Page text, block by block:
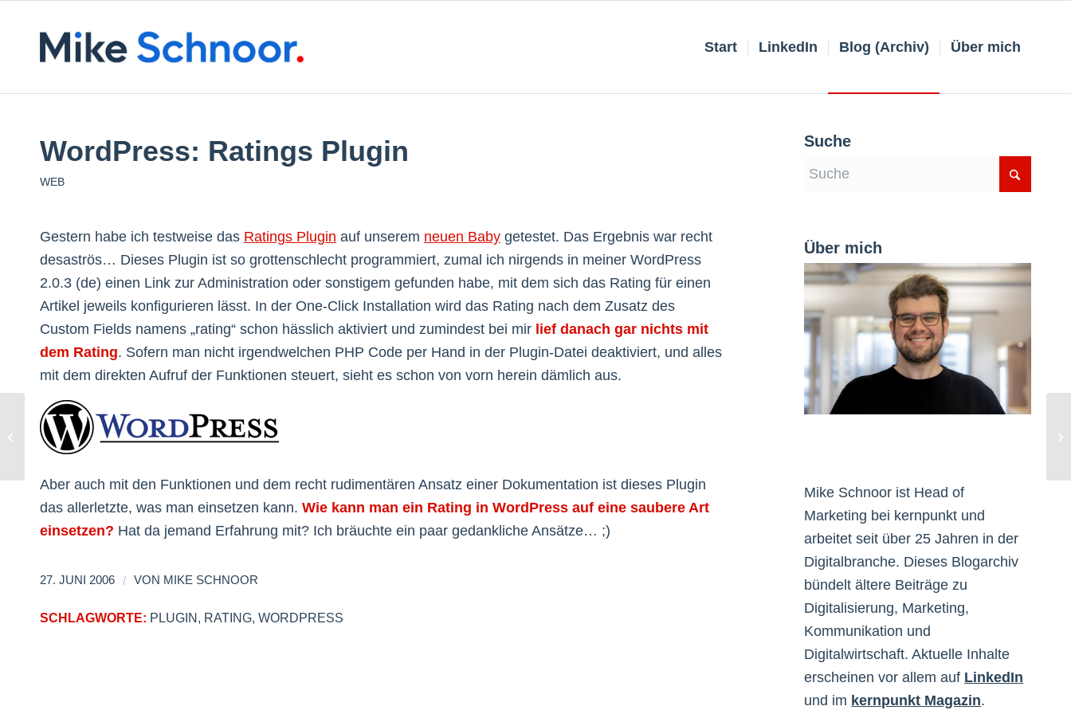
Start LinkedIn Blog (Archiv) Über mich
WordPress: Ratings Plugin
WEB
Gestern habe ich testweise das Ratings Plugin auf unserem neuen Baby getestet. Das Ergebnis war recht
desaströs… Dieses Plugin ist so grottenschlecht programmiert, zumal ich nirgends in meiner WordPress
2.0.3 (de) einen Link zur Administration oder sonstigem gefunden habe, mit dem sich das Rating für einen
Artikel jeweils konfigurieren lässt. In der One-Click Installation wird das Rating nach dem Zusatz des
Custom Fields namens „rating“ schon hässlich aktiviert und zumindest bei mir lief danach gar nichts mit
dem Rating. Sofern man nicht irgendwelchen PHP Code per Hand in der Plugin-Datei deaktiviert, und alles
mit dem direkten Aufruf der Funktionen steuert, sieht es schon von vorn herein dämlich aus.
Aber auch mit den Funktionen und dem recht rudimentären Ansatz einer Dokumentation ist dieses Plugin
das allerletzte, was man einsetzen kann. Wie kann man ein Rating in WordPress auf eine saubere Art
einsetzen? Hat da jemand Erfahrung mit? Ich bräuchte ein paar gedankliche Ansätze… ;)
27. JUNI 2006 / VON MIKE SCHNOOR
SCHLAGWORTE: PLUGIN, RATING, WORDPRESS
Suche
Über mich
Mike Schnoor ist Head of
Marketing bei kernpunkt und
arbeitet seit über 25 Jahren in der
Digitalbranche. Dieses Blogarchiv
bündelt ältere Beiträge zu
Digitalisierung, Marketing,
Kommunikation und
Digitalwirtschaft. Aktuelle Inhalte
erscheinen vor allem auf LinkedIn
und im kernpunkt Magazin.
Freundlicher Spammer